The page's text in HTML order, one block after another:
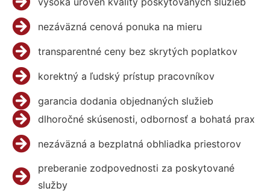
nezáväzná cenová ponuka na mieru
transparentné ceny bez skrytých poplatkov
korektný a ľudský prístup pracovníkov
garancia dodania objednaných služieb
dlhoročné skúsenosti, odbornosť a bohatá prax
nezáväzná a bezplatná obhliadka priestorov
preberanie zodpovednosti za poskytované
služby